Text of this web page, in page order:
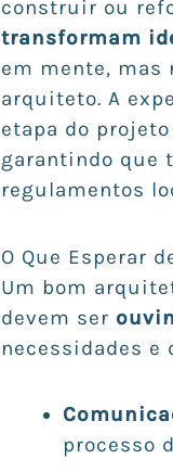
construir ou
transformam
em mente, mas
arquiteto. A
etapa do
garantindo que
regulamentos
O Que Esperar
Um bom
devem ser
necessidades e
processo